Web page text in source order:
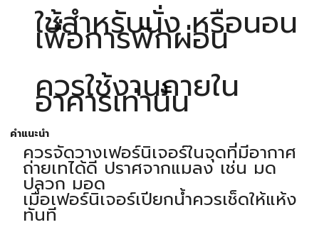
ใช้สำหรับนั่ง หรือนอน
เพื่อการพักผ่อน
ควรใช้งานภายใน
อาคารเท่านั้น
คำแนะนำ
ควรจัดวางเฟอร์นิเจอร์ในจุดที่มีอากาศ
ถ่ายเทได้ดี ปราศจากแมลง เช่น มด
ปลวก มอด
เมื่อเฟอร์นิเจอร์เปียกน้ำควรเช็ดให้แห้ง
ทันที